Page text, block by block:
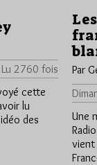
Lu 2760 fois
cette
lu
des
Par
Une
vient